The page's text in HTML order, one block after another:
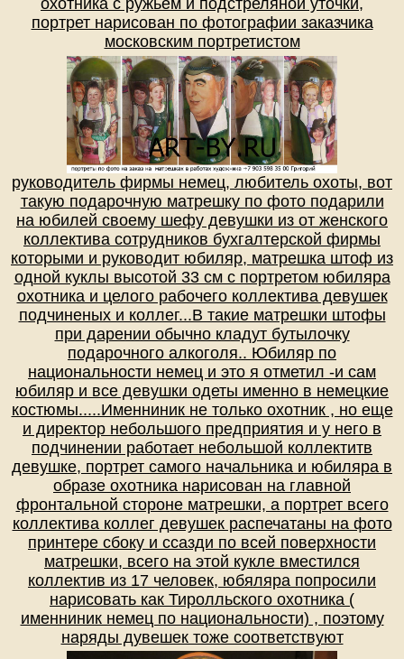
охотника с ружьем и подстреляной уточки,
портрет нарисован по фотографии заказчика
московским портретистом
руководитель фирмы немец, любитель охоты, вот
такую подарочную матрешку по фото подарили
на юбилей своему шефу девушки из от женского
коллектива сотрудников бухгалтерской фирмы
которыми и руководит юбиляр, матрешка штоф из
одной куклы высотой 33 см с портретом юбиляра
охотника и целого рабочего коллектива девушек
подчиненых и коллег...В такие матрешки штофы
при дарении обычно кладут бутылочку
подарочного алкоголя.. Юбиляр по
национальности немец и это я отметил -и сам
юбиляр и все девушки одеты именно в немецкие
костюмы.....Именниник не только охотник , но еще
и директор небольшого предприятия и у него в
подчинении работает небольшой коллектитв
девушке, портрет самого начальника и юбиляра в
образе охотника нарисован на главной
фронтальной стороне матрешки, а портрет всего
коллектива коллег девушек распечатаны на фото
принтере сбоку и ссазди по всей поверхности
матрешки, всего на этой кукле вместился
коллектив из 17 человек, юбяляра попросили
нарисовать как Тиролльского охотника (
именниник немец по национальности) , поэтому
наряды дувешек тоже соответствуют